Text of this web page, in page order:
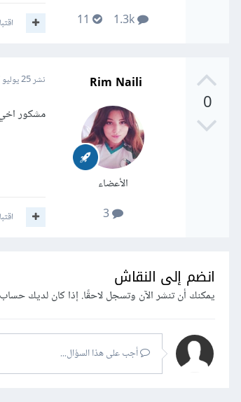
0
Rim Naili
الأعضاء
3
نشر25 يوليو 2017
مشكور
انضم إلى النقاش
يمكنك أن تنشر الآن وتسجل لاحقًا. إذا كان لديك
أجب على هذا السؤال...